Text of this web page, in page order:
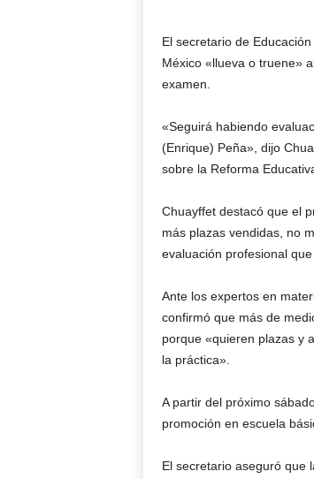
El secretario de
México «llueva o truene»
examen.
«Seguirá habiendo
(Enrique) Peña», dijo
sobre la Reforma
Chuayffet destacó que el
más plazas vendidas, no
evaluación profesional
Ante los expertos en
confirmó que más de
porque «quieren plazas y
la práctica».
A partir del próximo
promoción en escuela
El secretario aseguró que